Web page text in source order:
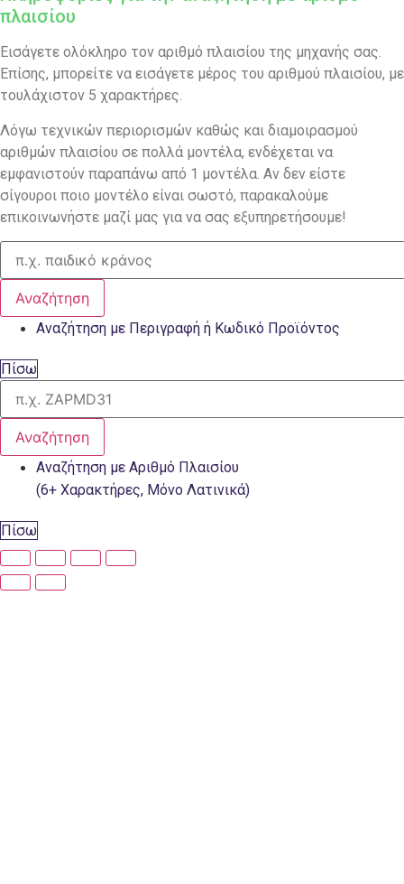
πλαισίου
Εισάγετε ολόκληρο τον αριθμό πλαισίου της μηχανής σας.
Επίσης, μπορείτε να εισάγετε μέρος του αριθμού πλαισίου, με
τουλάχιστον 5 χαρακτήρες.
Λόγω τεχνικών περιορισμών καθώς και διαμοιρασμού
αριθμών πλαισίου σε πολλά μοντέλα, ενδέχεται να
εμφανιστούν παραπάνω από 1 μοντέλα. Αν δεν είστε
σίγουροι ποιο μοντέλο είναι σωστό, παρακαλούμε
επικοινωνήστε μαζί μας για να σας εξυπηρετήσουμε!
Αναζήτηση
Αναζήτηση με Περιγραφή ή Κωδικό Προϊόντος
Πίσω
Αναζήτηση
Αναζήτηση με Αριθμό Πλαισίου
(6+ Χαρακτήρες, Μόνο Λατινικά)
Πίσω